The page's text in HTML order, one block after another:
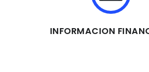
INFORMACION